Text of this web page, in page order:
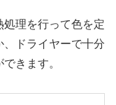
理を行って色を定
ドライヤーで十分
きます。